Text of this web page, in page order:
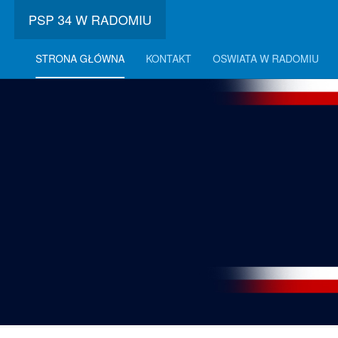
PSP 34 W RADOMIU
STRONA GŁÓWNA KONTAKT OSWIATA W RADOMIU